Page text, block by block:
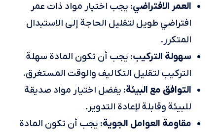
العمر الافتراضي: يجب اختيار مواد ذات عمر
افتراضي طويل لتقليل الحاجة إلى الاستبدال
المتكرر.
سهولة التركيب: يجب أن تكون المادة سهلة
التركيب لتقليل التكاليف والوقت المستغرق.
التوافق مع البيئة: يفضل اختيار مواد صديقة
للبيئة وقابلة لإعادة التدوير.
مقاومة العوامل الجوية: يجب أن تكون المادة